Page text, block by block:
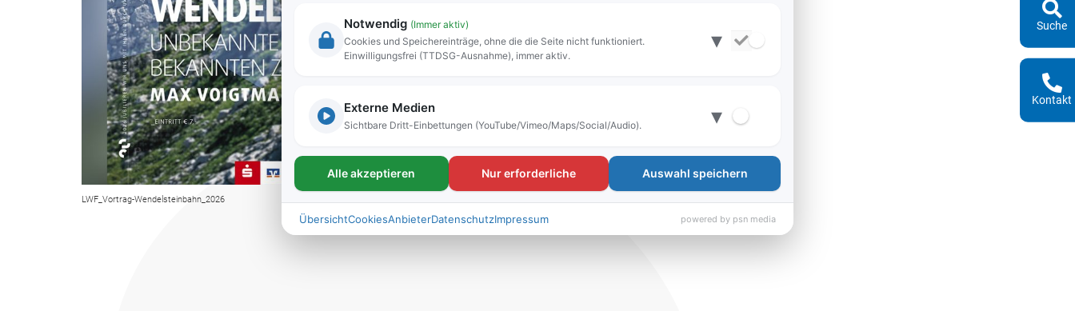
LWF_Vortrag-Wendelsteinbahn_2026
Suche
Kontakt
Notwendig (Immer aktiv)
Cookies und Speichereinträge, ohne die die Seite nicht funktioniert.
Einwilligungsfrei (TTDSG-Ausnahme), immer aktiv.
▾
Externe Medien
Sichtbare Dritt-Einbettungen (YouTube/Vimeo/Maps/Social/Audio). ▾
Alle akzeptieren Nur erforderliche Auswahl speichern
ÜbersichtCookiesAnbieterDatenschutzImpressum powered by psn media